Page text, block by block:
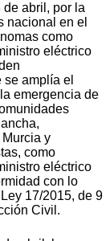
de abril, por la
nacional en el
como
eléctrico
se amplía el
emergencia de
y
como
eléctrico
con lo
17/2015, de 9
Civil.